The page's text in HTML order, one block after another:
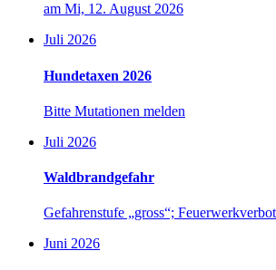
am Mi, 12. August 2026
Juli 2026
Hundetaxen 2026
Bitte Mutationen melden
Juli 2026
Waldbrandgefahr
Gefahrenstufe „gross“; Feuerwerkverbot
Juni 2026